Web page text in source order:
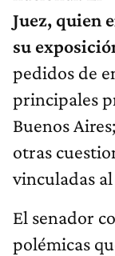
Juez, quien
su
pedidos de
principales
Buenos
otras
vinculadas
El senador
polémicas